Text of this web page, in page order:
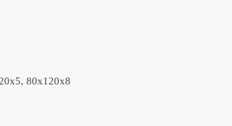
80x120x8